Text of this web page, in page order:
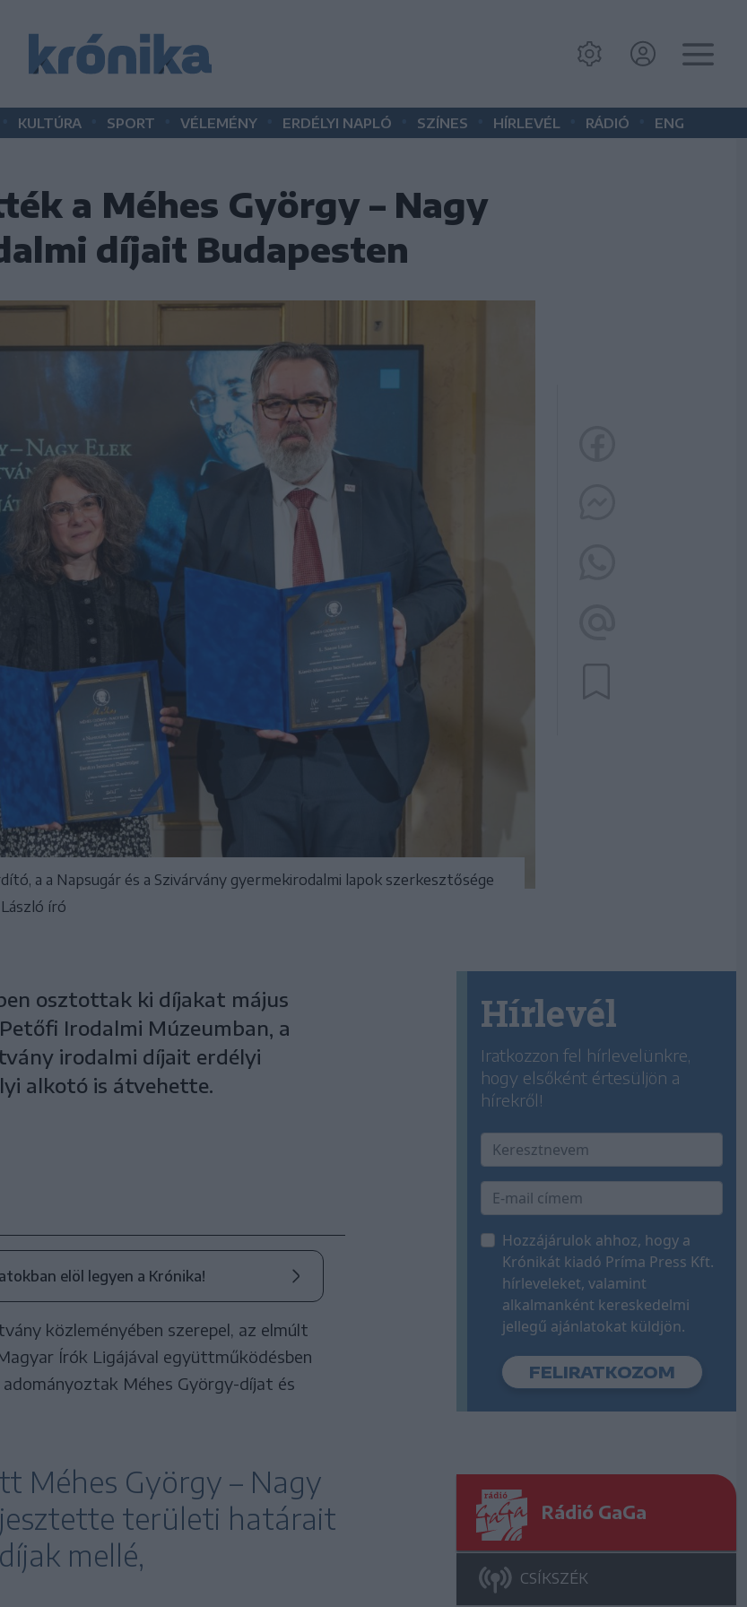
KULTÚRA SPORT VÉLEMÉNY ERDÉLYI NAPLÓ SZÍNES HÍRLEVÉL RÁDIÓ ENG
a Méhes György – Nagy
díjait Budapesten
a a Napsugár és a Szivárvány gyermekirodalmi lapok szerkesztősége
író
osztottak ki díjakat május
Irodalmi Múzeumban, a
irodalmi díjait erdélyi
alkotó is átvehette.
elöl legyen a Krónika!
közleményében szerepel, az elmúlt
Írók Ligájával együttműködésben
Méhes György-díjat és
Méhes György – Nagy
területi határait
mellé,
Hírlevél
Iratkozzon fel hírlevelünkre,
hogy elsőként értesüljön a
hírekről!
Hozzájárulok ahhoz, hogy a
Krónikát kiadó Príma Press Kft.
hírleveleket, valamint
alkalmanként kereskedelmi
jellegű ajánlatokat küldjön.
Rádió GaGa
CSÍKSZÉK